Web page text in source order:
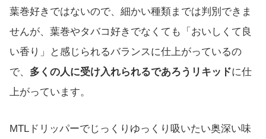
葉巻好きではないので、細かい種類までは判別できま
せんが、葉巻やタバコ好きでなくても「おいしくて良
い香り」と感じられるバランスに仕上がっているの
で、 多くの人に受け入れられるであろうリキッドに仕
上がっています。
MTLドリッパーでじっくりゆっくり吸いたい奥深い味